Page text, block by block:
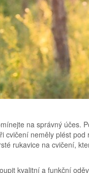
na správný účes.
cvičení neměly plést
rukavice na cvičení,
kvalitní a funkční